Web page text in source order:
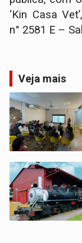
‘Kin Casa
n° 2581 E –
Veja mais